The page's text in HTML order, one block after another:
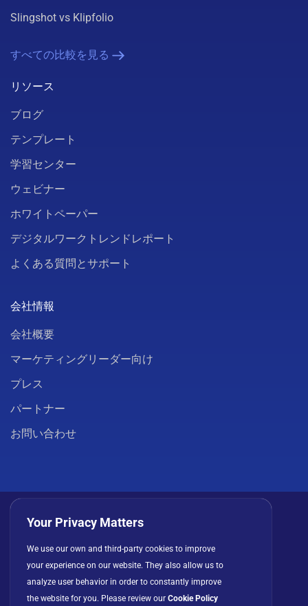
Slingshot vs Klipfolio
すべての比較を見る
リソース
ブログ
テンプレート
学習センター
ウェビナー
ホワイトペーパー
デジタルワークトレンドレポート
よくある質問とサポート
会社情報
会社概要
マーケティングリーダー向け
プレス
パートナー
お問い合わせ
ライセンス契約
Your Privacy Matters
We use our own and third-party cookies to improve
your experience on our website. They also allow us to
analyze user behavior in order to constantly improve
the website for you. Please review our Cookie Policy